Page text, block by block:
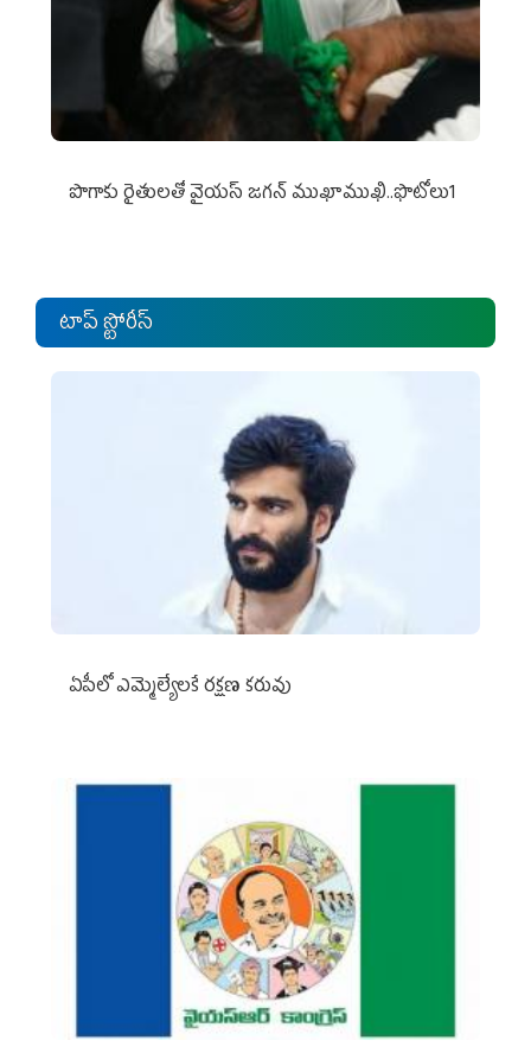
పొగాకు రైతుల‌తో వైయ‌స్ జ‌గ‌న్ ముఖాముఖి..ఫొటోలు1
టాప్ స్టోరీస్
ఏపీలో ఎమ్మెల్యేల‌కే ర‌క్ష‌ణ క‌రువు